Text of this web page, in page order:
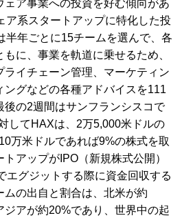
ェア事業への投資を好む傾向があ
ア系スタートアップに特化した投
半年ごとに15チームを選んで、各
に、事業を軌道に乗せるため、
ライチェーン管理、マーケティン
ングなどの各種アドバイスを111
後の2週間はサンフランシスコで
して HAXは、2万5,000米ドルの
万米ドルであれば9%の株式を取
トアップが IPO （新規株式公開）
エグジットする際に資金回収する
ムの出自と割合は、北米が約
アが約20%であり、世界中の起